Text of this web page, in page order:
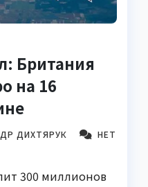
Британия
на 16
ДИХТЯРУК
НЕТ
300 миллионов